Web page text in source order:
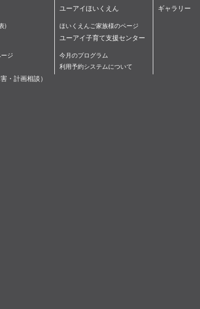
)
ジ
・計画相談）
ユーアイほいくえん
ほいくえんご家族様のページ
ユーアイ子育て支援センター
今月のプログラム
利用予約システムについて
ギャラリー